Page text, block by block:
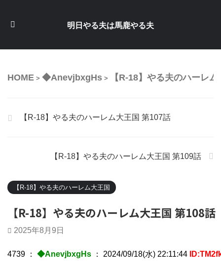
明日やる夫は馬鹿やる夫
HOME > ◆AnevjbxgHs > 【R-18】やる夫のハーレ
【R-18】やる夫のハーレム大王国 第107話
【R-18】やる夫のハーレム大王国 第109話
【R-18】やる夫のハーレム大王国
【R-18】やる夫のハーレム大王国 第108話
2025年8月9日
4739 ： ◆AnevjbxgHs ： 2024/09/18(水) 22:11:44